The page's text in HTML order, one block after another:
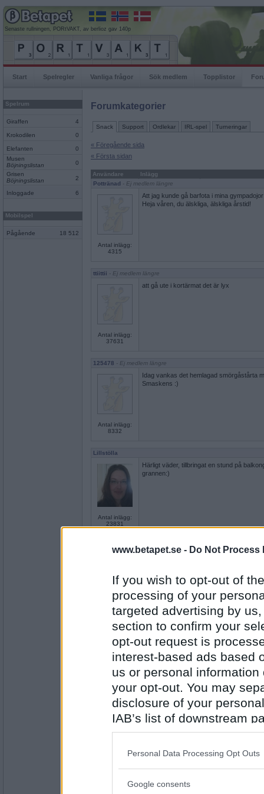
www.betapet.se - Do Not Process
If you wish to opt-out of
processing of your
targeted advertising by
section to confirm your
opt-out request is
interest-based ads based
us or personal
your opt-out. You may
disclosure of your
IAB’s list of downstream
also be disclosed by us
Downstream Participants
Please note that this
Personal Data Processing Opt Outs
Google consents
Senaste rullningen, PORtVAKT, av berlioz gav 140p
Start Spelregler Vanliga frågor Sök medlem Topplistor
Spelrum
Giraffen 4
Krokodilen 0
Elefanten
0
Musen
Böjningslistan
0
Grisen
Böjningslistan
2
Inloggade 6
Mobilspel
Pågående 18 512
Forumkategorier
Snack Support Ordlekar IRL-spel Turneringar
« Föregående sida
« Första sidan
Användare
Inlägg
Pottränad - Ej medlem längre
Antal inlägg:
4315
Att jag kunde gå barfota i mina
Heja våren, du älskliga, älskliga årstid!
ttiittii - Ej medlem längre
Antal inlägg:
37631
att gå ute i kortärmat det är lyx
125478 - Ej medlem längre
Antal inlägg:
8332
Idag vankas det hemlagad smörgåstårta
Smaskens :)
Lillstölla
Antal inlägg:
23831
Härligt väder, tillbringat en stund på
grannen:)
Antal inlägg:
3414
Poussitiv- Ej medlem längre
Antal inlägg:
1099
Rastlös. Det är väl positivt? Eller?